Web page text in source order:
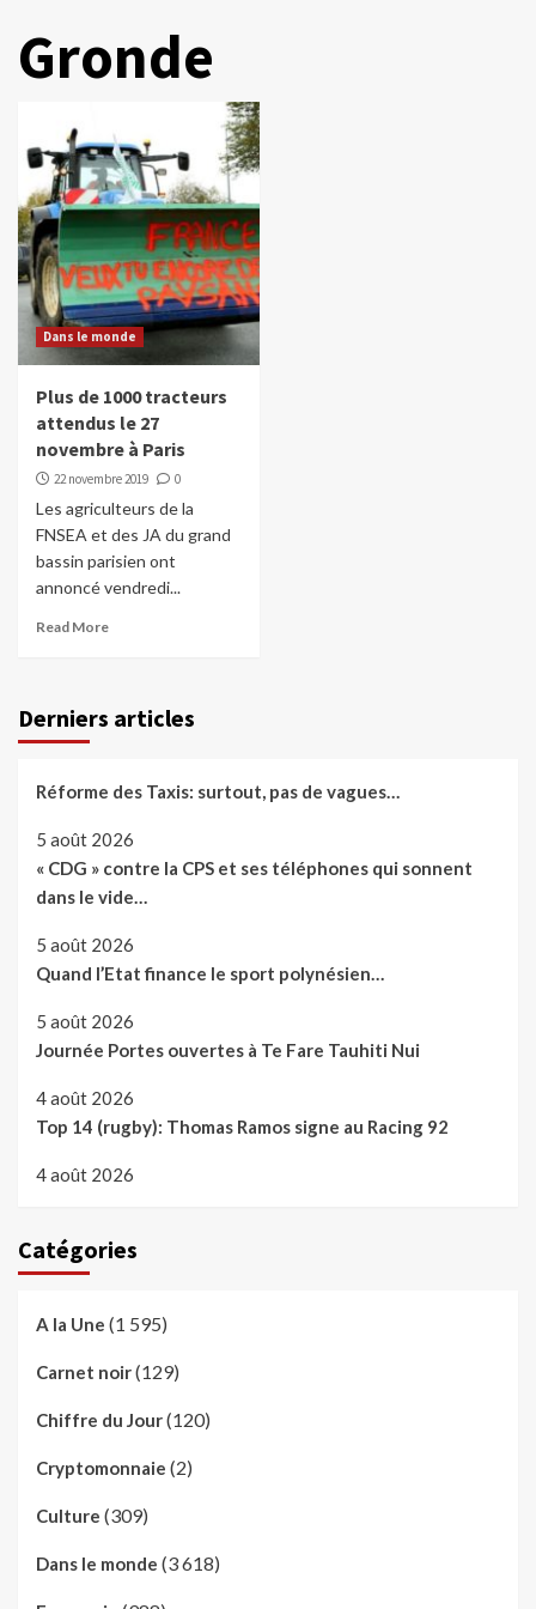
Gronde
Dans le monde
Plus de 1000 tracteurs
attendus le 27
novembre à Paris
22 novembre 2019 0
Les agriculteurs de la
FNSEA et des JA du grand
bassin parisien ont
annoncé vendredi...
Read More
Derniers articles
Réforme des Taxis: surtout, pas de vagues…
5 août 2026
« CDG » contre la CPS et ses téléphones qui sonnent
dans le vide…
5 août 2026
Quand l’Etat finance le sport polynésien…
5 août 2026
Journée Portes ouvertes à Te Fare Tauhiti Nui
4 août 2026
Top 14 (rugby): Thomas Ramos signe au Racing 92
4 août 2026
Catégories
A la Une (1 595)
Carnet noir(129)
Chiffre du Jour(120)
Cryptomonnaie (2)
Culture (309)
Dans le monde (3 618)